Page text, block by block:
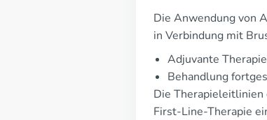
Die Anwendung von
in Verbindung mit
Adjuvante
Behandlung
Die Therapieleitlinien
First-Line-Therapie